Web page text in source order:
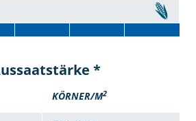
*
KÖRNER/M2